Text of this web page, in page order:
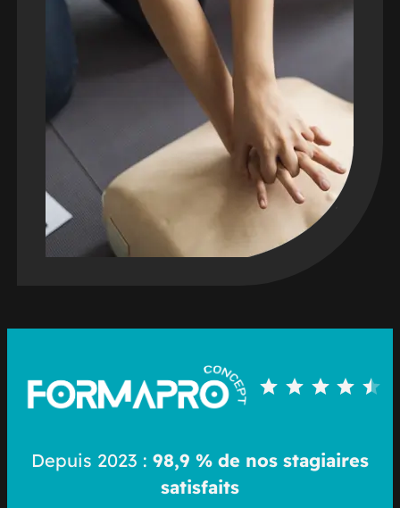
Depuis 2023 : 98,9 % de nos stagiaires
satisfaits